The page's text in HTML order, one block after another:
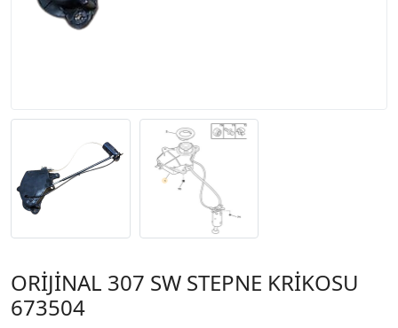
ORİJİNAL 307 SW STEPNE KRİKOSU
673504